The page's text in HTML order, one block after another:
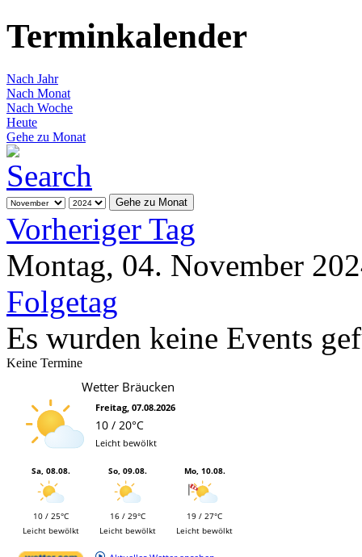
Terminkalender
Nach Jahr
Nach Monat
Nach Woche
Heute
Gehe zu Monat
Gehe zu Monat
Vorheriger Tag
Montag, 04. November
Folgetag
Es wurden keine Events
Keine Termine
Wetter Bräucken
Freitag, 07.08.2026
10 / 20°C
Leicht bewölkt
Sa, 08.08.
10 / 25°C
Leicht bewölkt
So, 09.08.
16 / 29°C
Leicht bewölkt
Mo, 10.08.
19 / 27°C
Leicht bewölkt